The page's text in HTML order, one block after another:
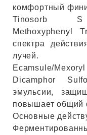
ТЕЙПЫ
комфортный
Tinosorb S
Methoxyphenyl
спектра
лучей.
Ecamsule/
Dicamphor
эмульсии,
повышает общий
Основные